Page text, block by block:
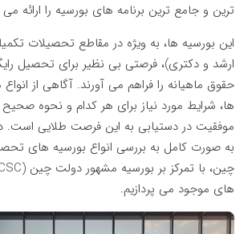
ترین و جامع ترین برنامه های بورسیه را ارائه
این بورسیه ها، به ویژه در مقاطع تحصیلات
ارشد و دکتری)، فرصتی بی نظیر برای تحصیل
حقوق ماهیانه را فراهم می آورند. آگاهی از
ها، شرایط مورد نیاز برای هر کدام و نحوه صحیح
موفقیت در دستیابی به این فرصت طلایی است.
به صورت کامل به بررسی انواع بورسیه های
های موجود می پردازیم.